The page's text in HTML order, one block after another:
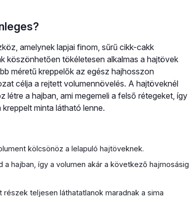
amelynek lapjai finom, sűrű cikk-cakk
köszönhetően tökéletesen alkalmas a hajtövek
méretű kreppelők az egész hajhosszon
célja a rejtett volumennövelés. A hajtöveknél
a hajban, ami megemeli a felső rétegeket, így
minta látható lenne.
kölcsönöz a lelapuló hajtöveknek.
hajban, így a volumen akár a következő hajmosásig
teljesen láthatatlanok maradnak a sima